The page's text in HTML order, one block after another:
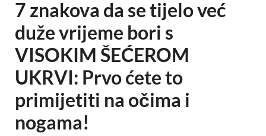
7 znakova da se tijelo već
duže vrijeme bori s
VISOKIM ŠEĆEROM
UKRVI: Prvo ćete to
primijetiti na očima i
nogama!